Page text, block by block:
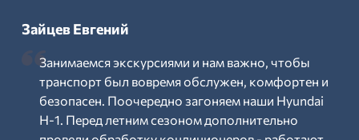
Зайцев Евгений
Занимаемся экскурсиями и нам важно, чтобы
транспорт был вовремя обслужен, комфортен и
безопасен. Поочередно загоняем наши Hyundai
H-1. Перед летним сезоном дополнительно